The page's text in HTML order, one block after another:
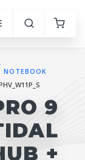
NOTEBOOK
9
+